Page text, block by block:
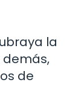
la
de